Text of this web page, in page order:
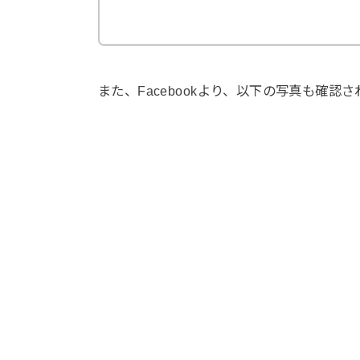
また、Facebookより、以下の写真も確認さ